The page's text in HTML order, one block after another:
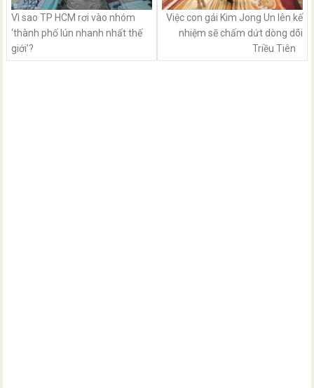
Vì sao TP HCM rơi vào nhóm
‘thành phố lún nhanh nhất thế
giới’?
Việc con gái Kim Jong Un lên kế
nhiệm sẽ chấm dứt dòng dõi
Triều Tiên